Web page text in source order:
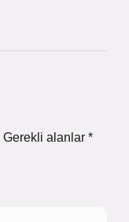
Gerekli alanlar *